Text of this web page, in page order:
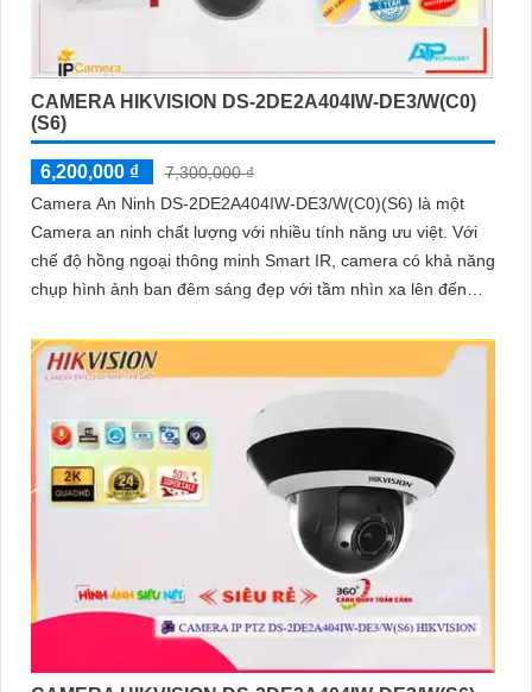
CAMERA HIKVISION DS-2DE2A404IW-DE3/W(C0)
(S6)
6,200,000 ₫
7,300,000 ₫
Camera An Ninh DS-2DE2A404IW-DE3/W(C0)(S6) là một
Camera an ninh chất lượng với nhiều tính năng ưu việt. Với
chế độ hồng ngoại thông minh Smart IR, camera có khả năng
chụp hình ảnh ban đêm sáng đẹp với tầm nhìn xa lên đến